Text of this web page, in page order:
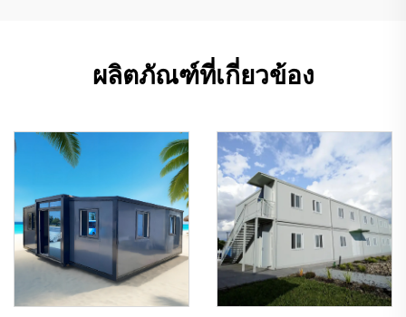
ผลิตภัณฑ์ที่เกี่ยวข้อง